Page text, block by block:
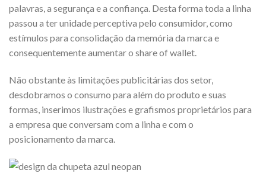
palavras, a segurança e a confiança. Desta forma toda a linha
passou a ter unidade perceptiva pelo consumidor, como
estímulos para consolidação da memória da marca e
consequentemente aumentar o share of wallet.
Não obstante às limitações publicitárias dos setor,
desdobramos o consumo para além do produto e suas
formas, inserimos ilustrações e grafismos proprietários para
a empresa que conversam com a linha e com o
posicionamento da marca.